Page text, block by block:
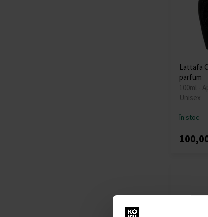
Lattafa
parfum
100ml -
Unisex
În stoc